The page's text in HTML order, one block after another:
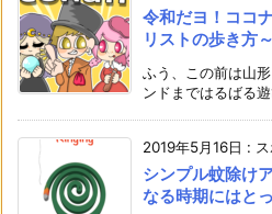
令和だヨ！ココ
リストの歩き方～
ふう、この前は山
ンドまではるばる
2019年5月16日 :
シンプル蚊除け
なる時期にはと